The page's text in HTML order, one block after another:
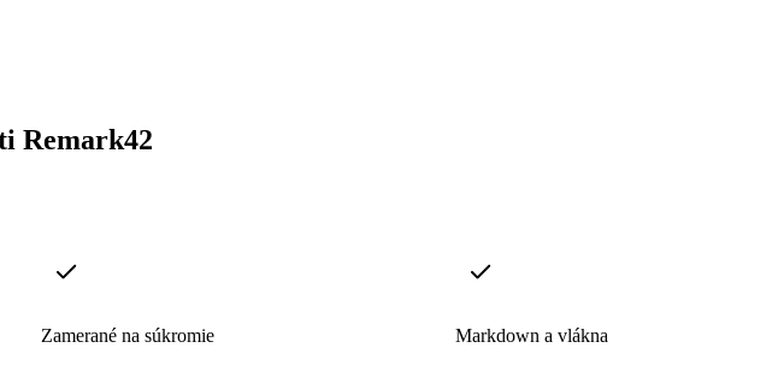
Remark42
Zamerané na súkromie Markdown a vlákna